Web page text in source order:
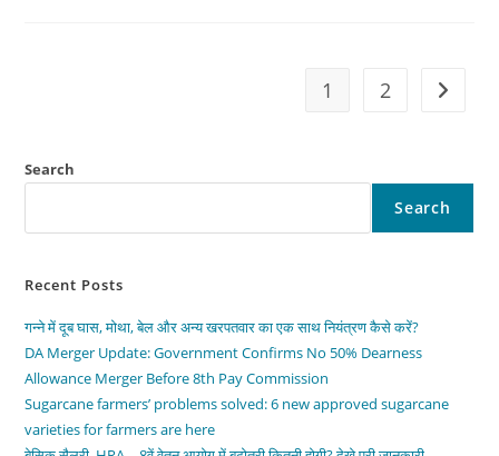
1 2 Go to
Search
Search
Recent Posts
गन्ने में दूब घास, मोथा, बेल और अन्य खरपतवार का एक साथ नियंत्रण कैसे करें?
DA Merger Update: Government Confirms No 50% Dearness
Allowance Merger Before 8th Pay Commission
Sugarcane farmers’ problems solved: 6 new approved sugarcane
varieties for farmers are here